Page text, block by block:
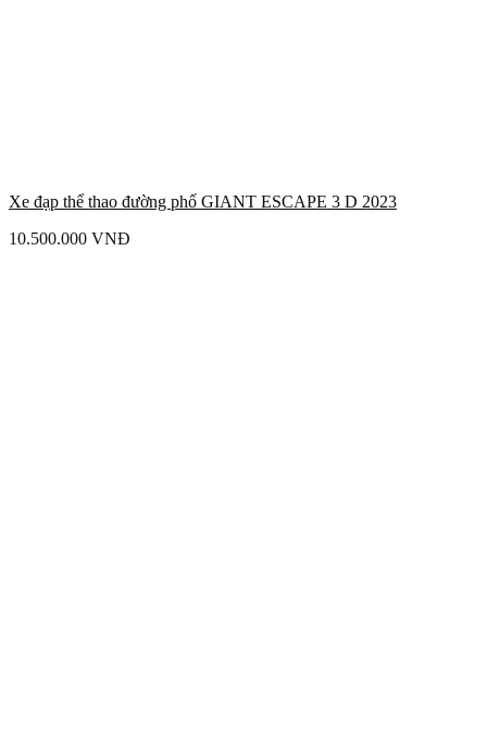
Xe đạp thể thao đường phố GIANT ESCAPE 3 D 2023
10.500.000 VNĐ